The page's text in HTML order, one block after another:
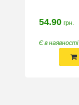
54.90 грн.
Є в наявності